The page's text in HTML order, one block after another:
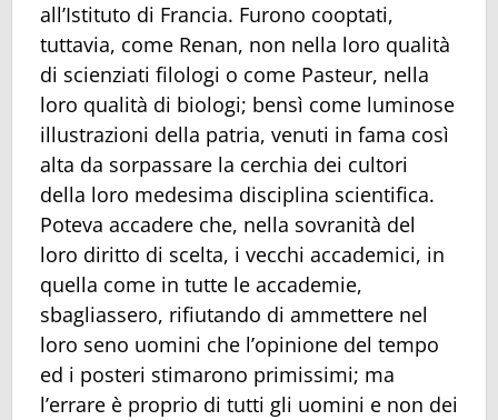
all’Istituto di Francia. Furono cooptati,
tuttavia, come Renan, non nella loro qualità
di scienziati filologi o come Pasteur, nella
loro qualità di biologi; bensì come luminose
illustrazioni della patria, venuti in fama così
alta da sorpassare la cerchia dei cultori
della loro medesima disciplina scientifica.
Poteva accadere che, nella sovranità del
loro diritto di scelta, i vecchi accademici, in
quella come in tutte le accademie,
sbagliassero, rifiutando di ammettere nel
loro seno uomini che l’opinione del tempo
ed i posteri stimarono primissimi; ma
l’errare è proprio di tutti gli uomini e non dei